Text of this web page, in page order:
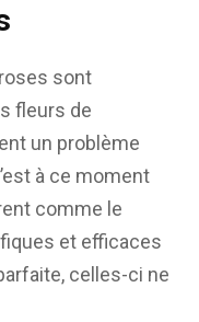
sont
fleurs de
un problème
à ce moment
comme le
et efficaces
celles-ci ne